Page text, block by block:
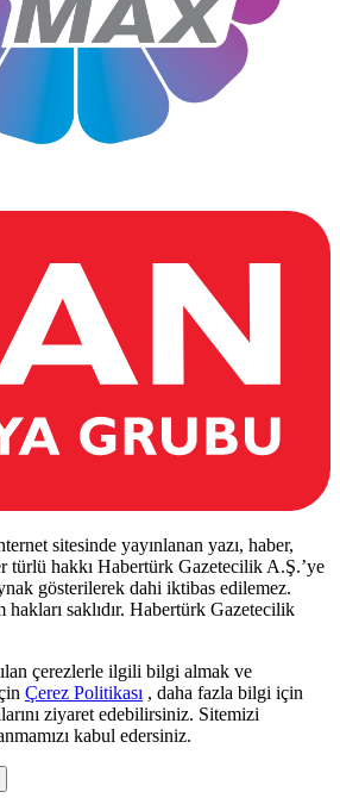
sitesinde yayınlanan yazı, haber,
türlü hakkı Habertürk Gazetecilik A.Ş.’ye
gösterilerek dahi iktibas edilemez.
saklıdır. Habertürk Gazetecilik
çerezlerle ilgili bilgi almak ve
Çerez Politikası , daha fazla bilgi için
ziyaret edebilirsiniz. Sitemizi
kabul edersiniz.